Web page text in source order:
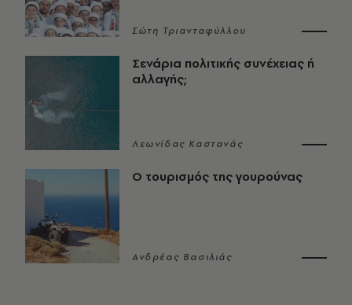
Σώτη Τριανταφύλλου
Σενάρια πολιτικής συνέχειας ή
αλλαγής;
Λεωνίδας Καστανάς
Ο τουρισμός της γουρούνας
Ανδρέας Βασιλιάς